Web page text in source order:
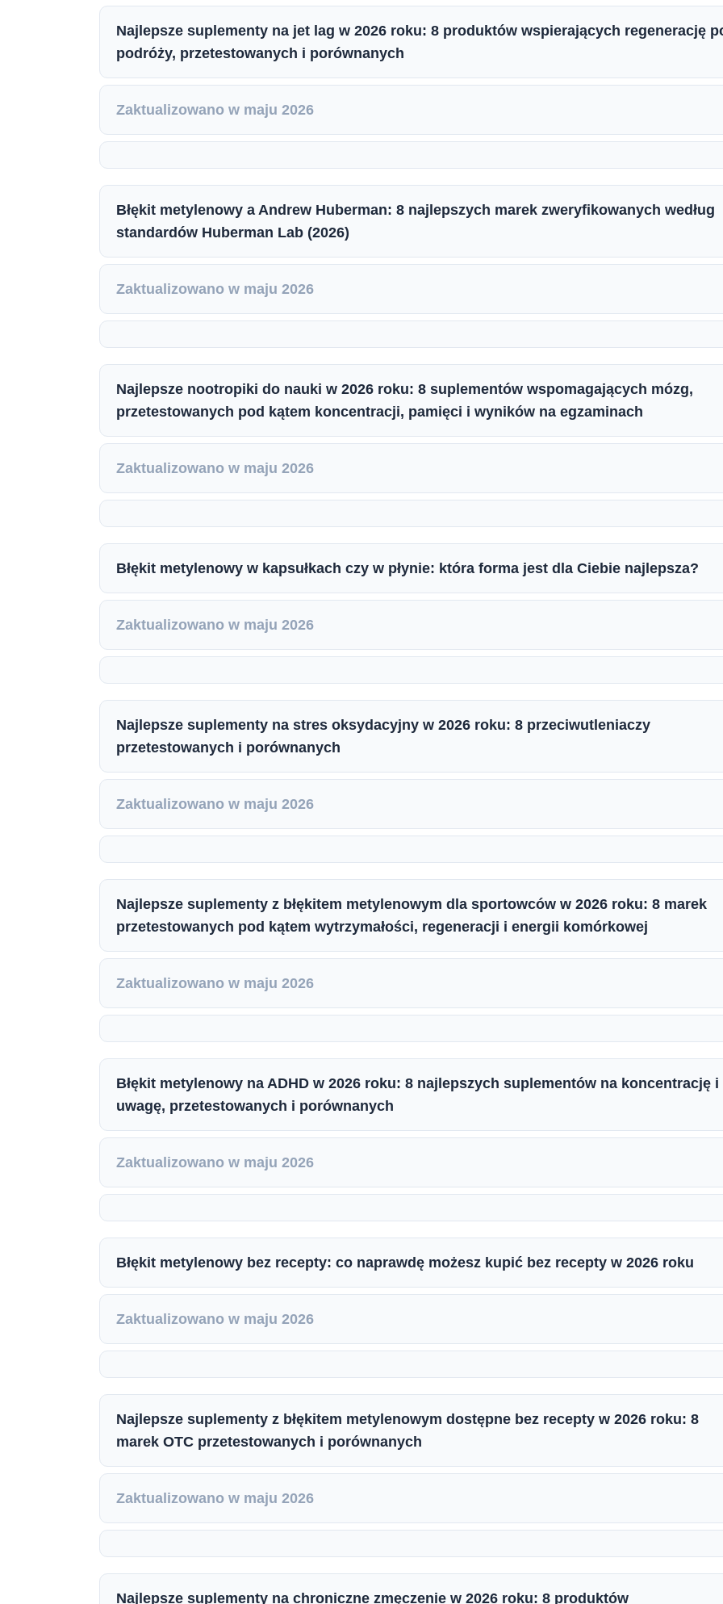
Najlepsze suplementy na jet lag w 2026 roku: 8 produktów wspierających regenerację
podróży, przetestowanych i porównanych
Zaktualizowano w maju 2026
Błękit metylenowy a Andrew Huberman: 8 najlepszych marek zweryfikowanych według
standardów Huberman Lab (2026)
Zaktualizowano w maju 2026
Najlepsze nootropiki do nauki w 2026 roku: 8 suplementów wspomagających mózg,
przetestowanych pod kątem koncentracji, pamięci i wyników na egzaminach
Zaktualizowano w maju 2026
Błękit metylenowy w kapsułkach czy w płynie: która forma jest dla Ciebie najlepsza?
Zaktualizowano w maju 2026
Najlepsze suplementy na stres oksydacyjny w 2026 roku: 8 przeciwutleniaczy
przetestowanych i porównanych
Zaktualizowano w maju 2026
Najlepsze suplementy z błękitem metylenowym dla sportowców w 2026 roku: 8 marek
przetestowanych pod kątem wytrzymałości, regeneracji i energii komórkowej
Zaktualizowano w maju 2026
Błękit metylenowy na ADHD w 2026 roku: 8 najlepszych suplementów na koncentrację i
uwagę, przetestowanych i porównanych
Zaktualizowano w maju 2026
Błękit metylenowy bez recepty: co naprawdę możesz kupić bez recepty w 2026 roku
Zaktualizowano w maju 2026
Najlepsze suplementy z błękitem metylenowym dostępne bez recepty w 2026 roku: 8
marek OTC przetestowanych i porównanych
Zaktualizowano w maju 2026
Najlepsze suplementy na chroniczne zmęczenie w 2026 roku: 8 produktów